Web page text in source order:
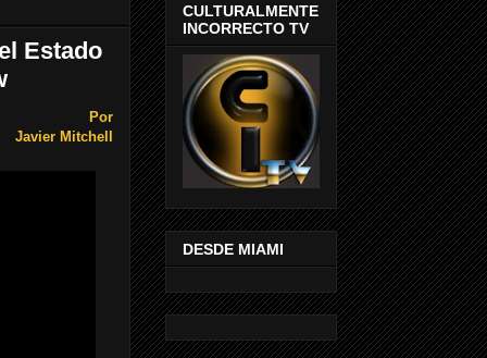
Estado
Por
Javier Mitchell
CULTURALMENTE
INCORRECTO TV
DESDE MIAMI